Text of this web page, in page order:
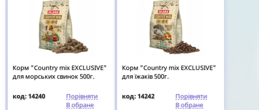
Корм "Country mix EXCLUSIVE"
для морських свинок 500г.
код: 14240
Порівняти
В обране
Корм "Country mix EXCLUSIVE"
для їжаків 500г.
код: 14242
Порівняти
В обране